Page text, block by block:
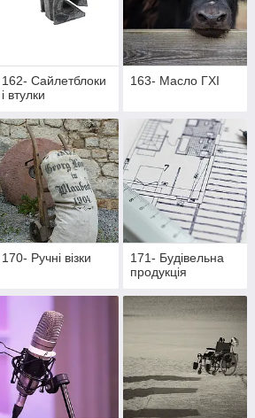
162- Cайлетблоки
і втулки
163- Масло ГХІ
170- Ручні візки
171- Будівельна
продукція